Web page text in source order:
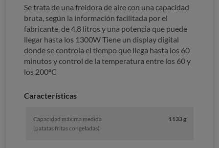
Se trata de una freidora de aire con una capacidad
bruta, según la información facilitada por el
fabricante, de 4,8 litros y una potencia que puede
llegar hasta los 1300W Tiene un display digital
donde se controla el tiempo que llega hasta los 60
minutos y control de la temperatura entre los 60 y
los 200ºC
Características
Capacidad máxima medida
(patatas fritas congeladas)
1133 g